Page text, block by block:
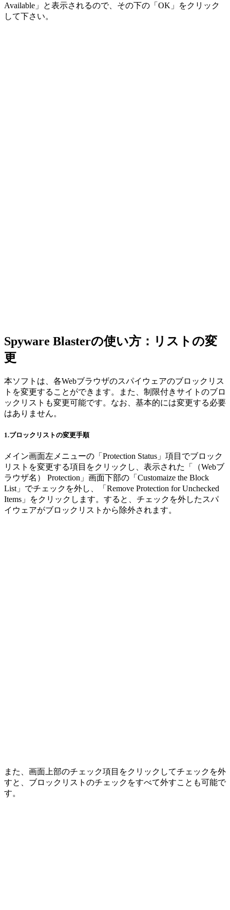
Available」と表示されるので、その下の「OK」をクリック
して下さい。
Spyware Blasterの使い方：リストの変
更
本ソフトは、各Webブラウザのスパイウェアのブロックリス
トを変更することができます。また、制限付きサイトのブロ
ックリストも変更可能です。なお、基本的には変更する必要
はありません。
1.ブロックリストの変更手順
メイン画面左メニューの「Protection Status」項目でブロック
リストを変更する項目をクリックし、表示された「（Webブ
ラウザ名） Protection」画面下部の「Customaize the Block
List」でチェックを外し、「Remove Protection for Unchecked
Items」をクリックします。すると、チェックを外したスパ
イウェアがブロックリストから除外されます。
また、画面上部のチェック項目をクリックしてチェックを外
すと、ブロックリストのチェックをすべて外すことも可能で
す。